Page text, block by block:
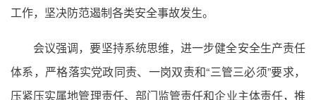
工作，坚决防范遏制各类安全事故发生。
会议强调，要坚持系统思维，进一步健全安全生产责任
体系，严格落实党政同责、一岗双责和“三管三必须”要求，
压紧压实属地管理责任、部门监管责任和企业主体责任，推